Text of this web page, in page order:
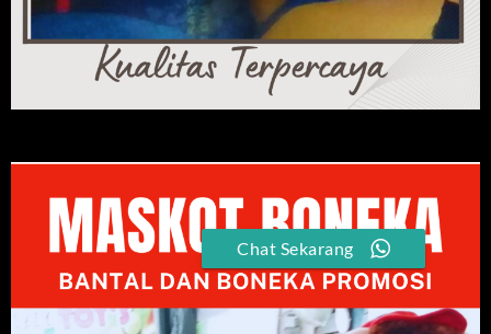
Chat Sekarang